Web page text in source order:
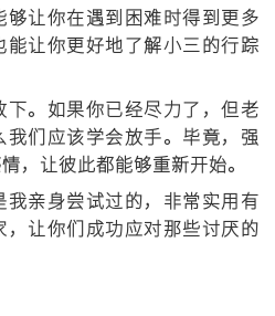
够让你在遇到困难时得到更多
能让你更好地了解小三的行踪
。如果你已经尽力了，但老
我们应该学会放手。毕竟，强
，让彼此都能够重新开始。
亲身尝试过的，非常实用有
，让你们成功应对那些讨厌的